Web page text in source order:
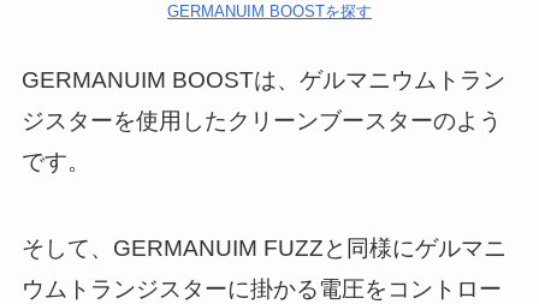
GERMANUIM BOOSTを探す
GERMANUIM BOOSTは、ゲルマニウムトラン
ジスターを使用したクリーンブースターのよう
です。
そして、GERMANUIM FUZZと同様にゲルマニ
ウムトランジスターに掛かる電圧をコントロー